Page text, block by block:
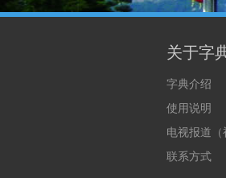
关于字
字典介绍
使用说明
电视报道（
联系方式